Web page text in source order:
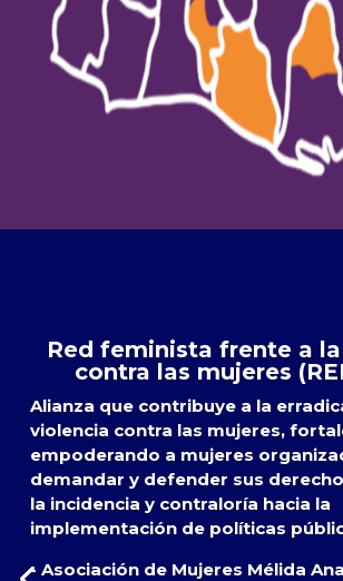
Red feminista frente a
contra las mujeres
Alianza que contribuye a la
violencia contra las mujeres,
empoderando a mujeres
demandar y defender sus
la incidencia y contraloría hacia la
implementación de políticas
- Asociación de Mujeres Mélida